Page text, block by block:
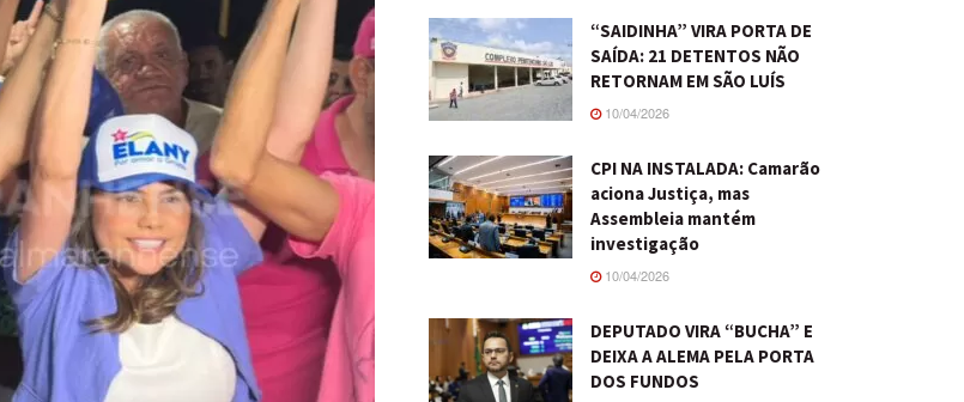
“SAIDINHA” VIRA PORTA DE
SAÍDA: 21 DETENTOS NÃO
RETORNAM EM SÃO LUÍS
10/04/2026
CPI NA INSTALADA: Camarão
aciona Justiça, mas
Assembleia mantém
investigação
10/04/2026
DEPUTADO VIRA “BUCHA” E
DEIXA A ALEMA PELA PORTA
DOS FUNDOS